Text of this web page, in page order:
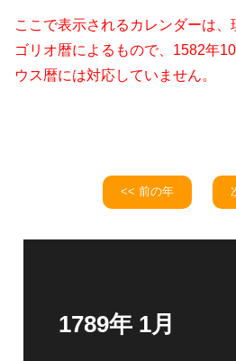
ここで表示されるカレンダーは
ゴリオ暦によるもので、1582年
ウス暦には対応していません。
<< 前の年
1789年 1月